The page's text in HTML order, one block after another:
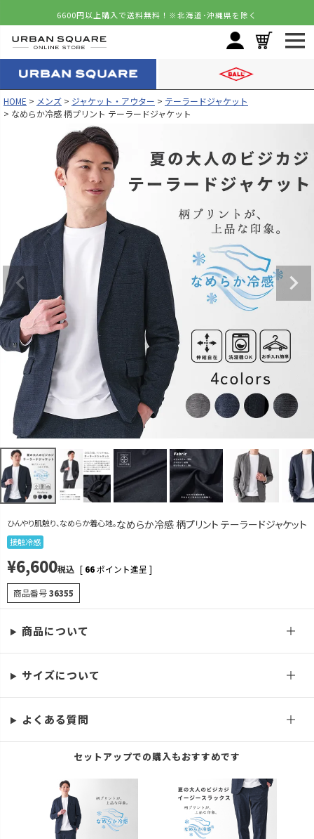
6600円以上購入で送料無料！ ※北海道･沖縄県を除く
HOME メンズ ジャケット・アウター
テーラードジャケット
なめらか冷感 柄プリント テーラードジャケット
ひんやり肌触り、なめらか着心地。なめらか冷感 柄プリント テーラードジャケット
接触冷感
¥6,600税込 [ 66ポイント進呈 ]
商品番号36355
カラー
サイズ
グレー(ウィンドペン)
残りわずか
カートに入れる
M カートに入れる
カートに入れる
カートに入れる
カートに入れる
ライトネイビー(シャークスキン)
S
残りわずか
カートに入れる
M カートに入れる
3L
ダークネイビー(ヘリンボーン)
L
LL カートに入れる
3L
チャコール(グレンチェック)
M カートに入れる
L カートに入れる
商品について
サイズについて
よくある質問
セットアップでの購入もおすすめです